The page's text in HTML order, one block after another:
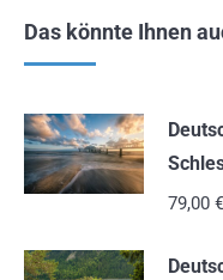
Das könnte Ihnen
79,00 €